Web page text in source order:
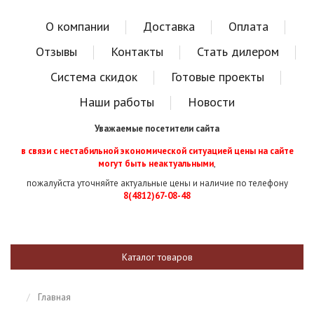
О компании Доставка
Оплата
Отзывы
Контакты
Стать дилером
Система скидок
Готовые проекты
Наши работы
Новости
Уважаемые посетители сайта
в связи с нестабильной экономической ситуацией цены на сайте
могут быть неактуальными,
пожалуйста уточняйте актуальные цены и наличие по телефону
8(4812)67-08-48
Каталог товаров
Главная